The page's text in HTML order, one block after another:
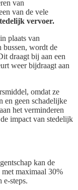
van
van de vele
vervoer.
plaats van
bussen, wordt de
draagt bij aan een
weer bijdraagt aan
omdat ze
en geen schadelijke
het verminderen
impact van stedelijk
kan de
maximaal 30%
e-steps.